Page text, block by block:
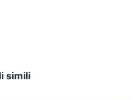
simili